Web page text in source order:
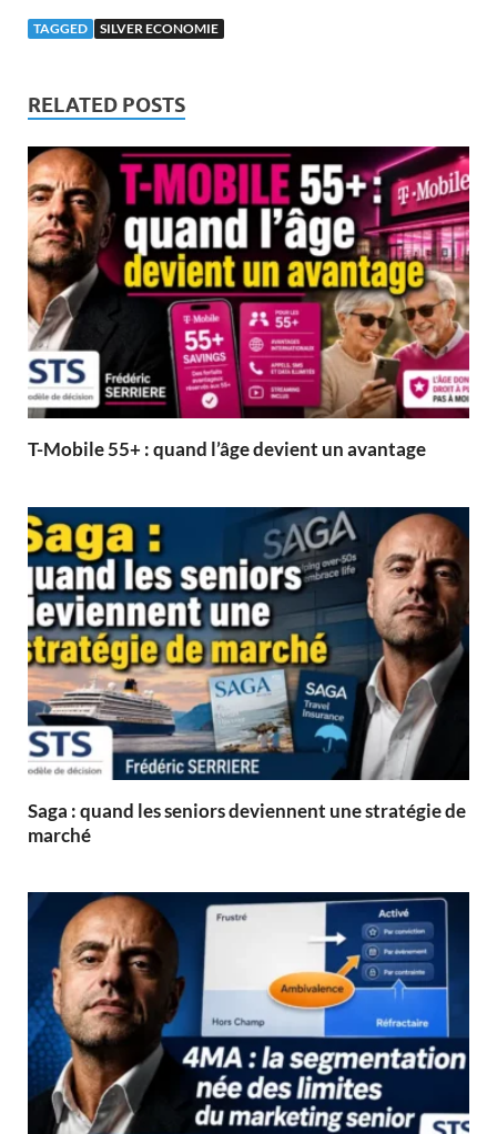
TAGGED SILVER ECONOMIE
RELATED POSTS
T-Mobile 55+ : quand l’âge devient un avantage
Saga : quand les seniors deviennent une stratégie de
marché